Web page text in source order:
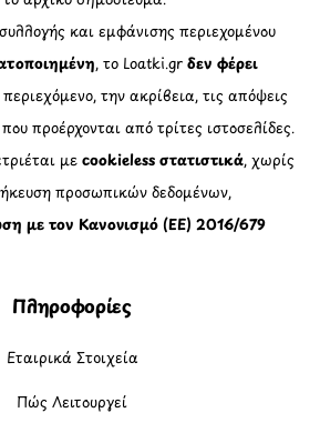
και εμφάνισης περιεχομένου
, το Loatki.grδεν φέρει
την ακρίβεια, τις απόψεις
προέρχονται από τρίτες ιστοσελίδες.
μεcookieless στατιστικά, χωρίς
προσωπικών δεδομένων,
με τον Κανονισμό (ΕΕ) 2016/679
Πληροφορίες
Εταιρικά Στοιχεία
Πώς Λειτουργεί